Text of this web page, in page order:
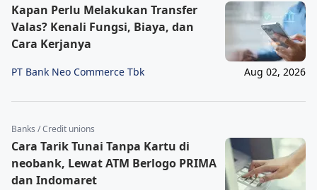
Kapan Perlu Melakukan Transfer
Valas? Kenali Fungsi, Biaya, dan
Cara Kerjanya
PT Bank Neo Commerce Tbk Aug 02, 2026
Banks / Credit unions
Cara Tarik Tunai Tanpa Kartu di
neobank, Lewat ATM Berlogo PRIMA
dan Indomaret